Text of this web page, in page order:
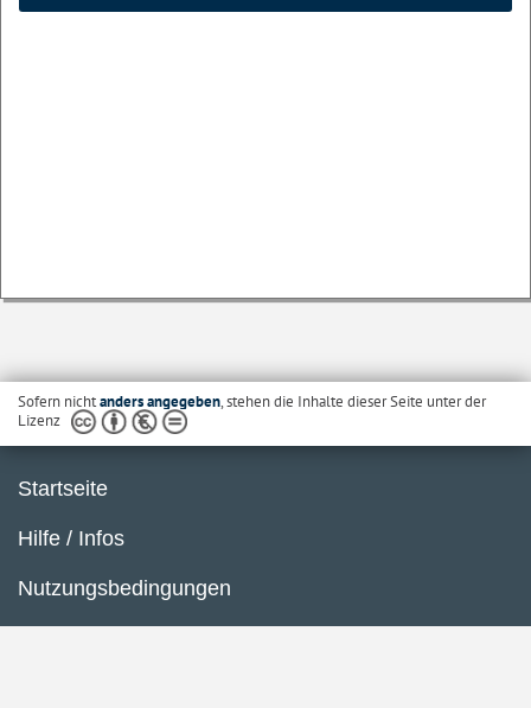
Sofern nichtanders angegeben, stehen die Inhalte dieser Seite unter der
Lizenz
Startseite
Hilfe / Infos
Nutzungsbedingungen